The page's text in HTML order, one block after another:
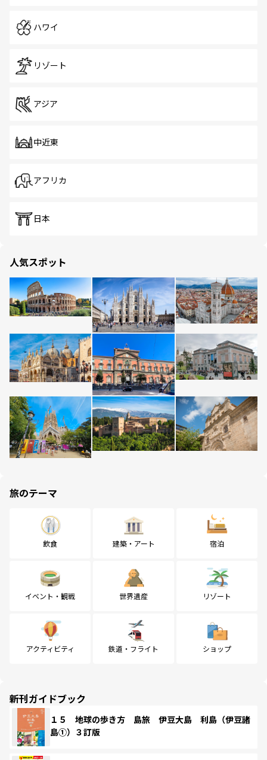
ハワイ
リゾート
アジア
中近東
アフリカ
日本
人気スポット
旅のテーマ
飲食 建築・アート 宿泊
イベント・観戦 世界遺産 リゾート
アクティビティ 鉄道・フライト ショップ
新刊ガイドブック
１５ 地球の歩き方 島旅 伊豆大島 利島（伊豆諸
島①）３訂版